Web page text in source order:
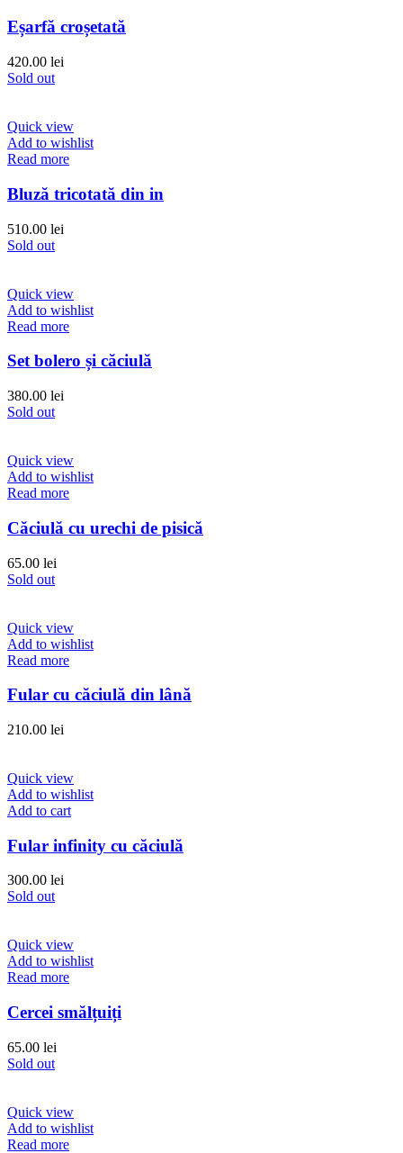
Eșarfă croșetată
420.00 lei
Sold out
Quick view
Add to wishlist
Read more
Bluză tricotată din in
510.00 lei
Sold out
Quick view
Add to wishlist
Read more
Set bolero și căciulă
380.00 lei
Sold out
Quick view
Add to wishlist
Read more
Căciulă cu urechi de pisică
65.00 lei
Sold out
Quick view
Add to wishlist
Read more
Fular cu căciulă din lână
210.00 lei
Quick view
Add to wishlist
Add to cart
Fular infinity cu căciulă
300.00 lei
Sold out
Quick view
Add to wishlist
Read more
Cercei smălțuiți
65.00 lei
Sold out
Quick view
Add to wishlist
Read more